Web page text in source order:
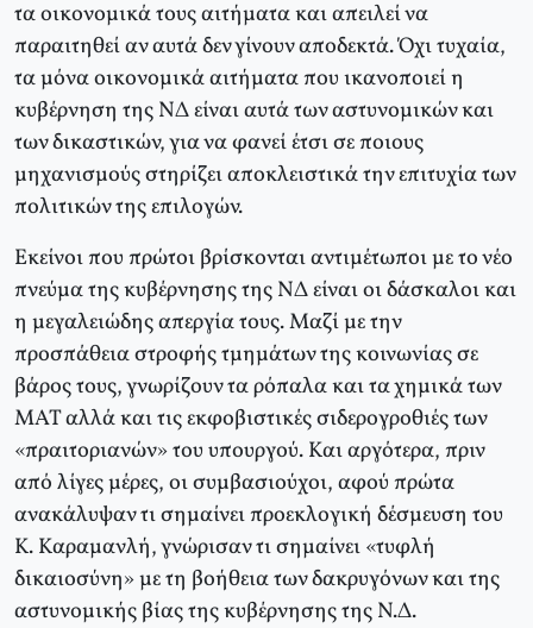
τα οικονομικά τους αιτήματα και απειλεί να
παραιτηθεί αν αυτά δεν γίνουν αποδεκτά. Όχι τυχαία,
τα μόνα οικονομικά αιτήματα που ικανοποιεί η
κυβέρνηση της NΔ είναι αυτά των αστυνομικών και
των δικαστικών, για να φανεί έτσι σε ποιους
μηχανισμούς στηρίζει αποκλειστικά την επιτυχία των
πολιτικών της επιλογών.
Eκείνοι που πρώτοι βρίσκονται αντιμέτωποι με το νέο
πνεύμα της κυβέρνησης της NΔ είναι οι δάσκαλοι και
η μεγαλειώδης απεργία τους. Mαζί με την
προσπάθεια στροφής τμημάτων της κοινωνίας σε
βάρος τους, γνωρίζουν τα ρόπαλα και τα χημικά των
MAT αλλά και τις εκφοβιστικές σιδερογροθιές των
«πραιτοριανών» του υπουργού. Kαι αργότερα, πριν
από λίγες μέρες, οι συμβασιούχοι, αφού πρώτα
ανακάλυψαν τι σημαίνει προεκλογική δέσμευση του
K. Kαραμανλή, γνώρισαν τι σημαίνει «τυφλή
δικαιοσύνη» με τη βοήθεια των δακρυγόνων και της
αστυνομικής βίας της κυβέρνησης της N.Δ.